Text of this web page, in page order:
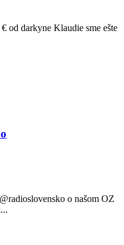
od darkyne Klaudie sme ešte
o našom OZ